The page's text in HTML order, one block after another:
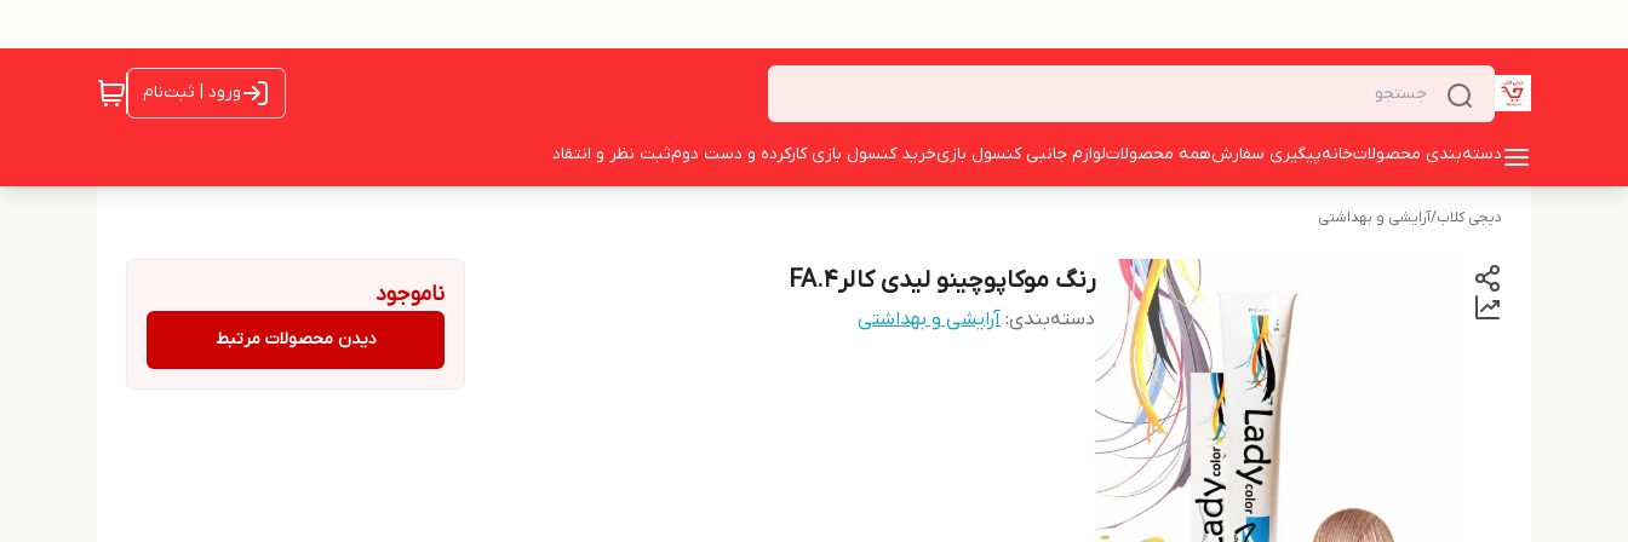
ورود | ثبت‌نام
دسته‌بندی محصولاتخانهپیگیری سفارشهمه محصولاتلوازم جانبی کنسول بازیخرید کنسول بازی کارکرده و دست دومثبت نظر و انتقاد
دیجی کلاب/آرایشی و بهداشتی
رنگ موکاپوچینو لیدی کالرFA.4
دسته‌بندی: آرایشی و بهداشتی
ناموجود
دیدن محصولات مرتبط